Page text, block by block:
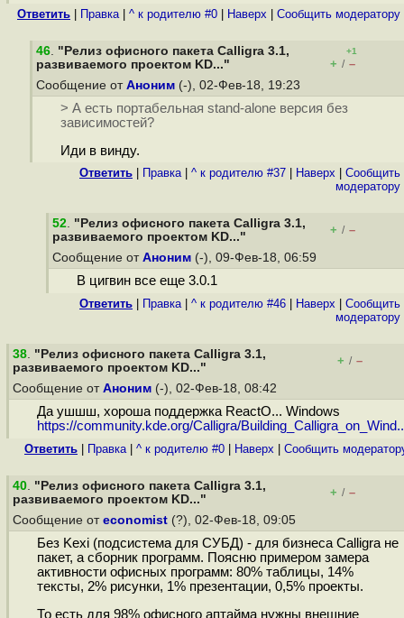
Ответить Правка| ^ к родителю #0 Наверх Cообщить модератору
46. "Релиз офисного пакета Calligra 3.1,
развиваемого проектом KD..."
+1
+ / –
Сообщение от Аноним (-), 02-Фев-18, 19:23
> А есть портабельная stand-alone версия без
зависимостей?
Иди в винду.
Ответить Правка| ^ к родителю #37 Наверх
Cообщить
модератору
52. "Релиз офисного пакета Calligra 3.1,
развиваемого проектом KD..."
+ / –
Сообщение от Аноним (-), 09-Фев-18, 06:59
В цигвин все еще 3.0.1
Ответить Правка| ^ к родителю #46 Наверх
Cообщить
модератору
38. "Релиз офисного пакета Calligra 3.1,
развиваемого проектом KD..."
+ / –
Сообщение от Аноним (-), 02-Фев-18, 08:42
Да ушшш, хороша поддержка ReactO... Windows
https://community.kde.org/Calligra/
Ответить Правка| ^ к родителю #0 Наверх Cообщить
40. "Релиз офисного пакета Calligra 3.1,
развиваемого проектом KD..."
+ / –
Сообщение от economist (?), 02-Фев-18, 09:05
Без Kexi (подсистема для СУБД) - для бизнеса Calligra не
пакет, а сборник программ. Поясню примером замера
активности офисных программ: 80% таблицы, 14%
тексты, 2% рисунки, 1% презентации, 0,5% проекты.
То есть для 98% офисного аптайма нужны внешние